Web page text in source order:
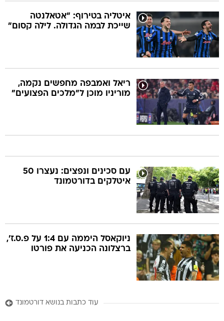
איטליה בטירוף: "אטאלנטה
שייכת לבמה הגדולה. לילה קסום"
ריאל ואמבפה מחפשים נקמה,
מוריניו מוכן ל"מלכים הפצועים"
עם סכינים ונפצים: נעצרו 50
איטלקים בדורטמונד
ניוקאסל היממה עם 1:4 על פ.ס.ז',
ברצלונה הכניעה את פורטו
עוד כתבות בנושא דורטמונד